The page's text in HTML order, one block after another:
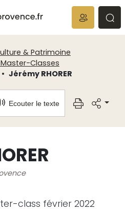
& Patrimoine
Master-Classes
Jérémy RHORER
Ecouter le texte
class février 2022